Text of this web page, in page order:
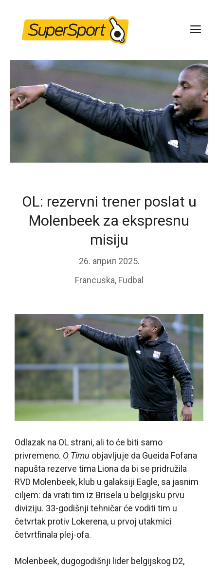
content
OL: rezervni trener poslat u
Molenbeek za ekspresnu
misiju
26. април 2025.
Francuska, Fudbal
Odlazak na OL strani, ali to će biti samo
privremeno. O Timu objavljuje da Gueida Fofana
napušta rezerve tima Liona da bi se pridružila
RVD Molenbeek, klub u galaksiji Eagle, sa jasnim
ciljem: da vrati tim iz Brisela u belgijsku prvu
diviziju. 33-godišnji tehničar će voditi tim u
četvrtak protiv Lokerena, u prvoj utakmici
četvrtfinala plej-ofa.
Molenbeek, dugogodišnji lider belgijskog D2,